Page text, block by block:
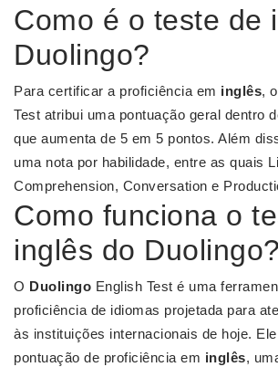
Como é o teste de
Duolingo?
Para certificar a proficiência em inglês, o
Test atribui uma pontuação geral dentro
que aumenta de 5 em 5 pontos. Além
uma nota por habilidade, entre as quais
Comprehension, Conversation e
Como funciona o
inglês do Duolingo?
O Duolingo English Test é uma
proficiência de idiomas projetada para
às instituições internacionais de hoje.
pontuação de proficiência em inglês,